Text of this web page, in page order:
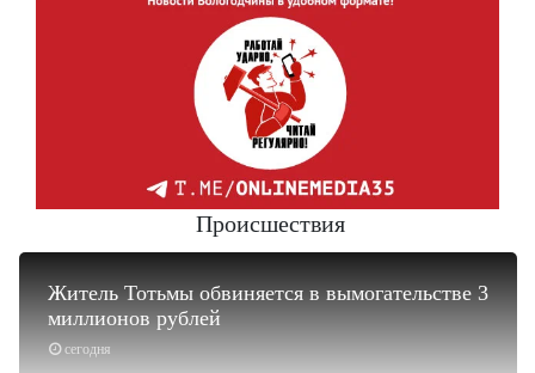
Происшествия
сегодня
Житель Тотьмы обвиняется в вымогательстве 3
миллионов рублей